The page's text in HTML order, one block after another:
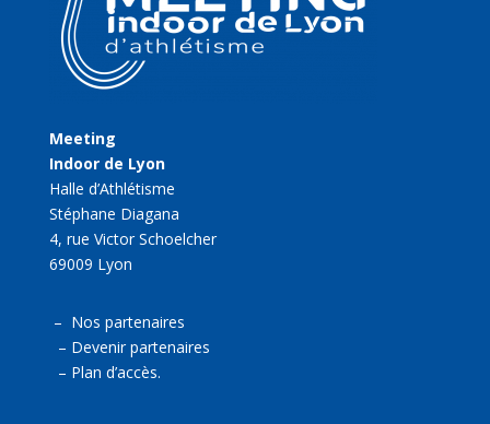
Meeting
Indoor de Lyon
Halle d’Athlétisme
Stéphane Diagana
4, rue Victor Schoelcher
69009 Lyon
– Nos partenaires
– Devenir partenaires
– Plan d’accès.